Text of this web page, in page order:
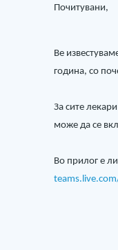
Почитувани,
Ве
година, со
За сите
може да се
Во прилог е